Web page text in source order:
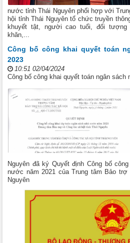
nước tỉnh Thái Nguyên phối hợp với
hội tỉnh Thái Nguyên tổ chức truyền
khuyết tật, người cao tuổi, đối
khăn,...
Công bố công khai quyết toán
2023
10:51 02/04/2024
Công bố công khai quyết toán ngân sách
Nguyên đã ký Quyết định Công bố
nước năm 2021 của Trung tâm Bảo
Nguyên